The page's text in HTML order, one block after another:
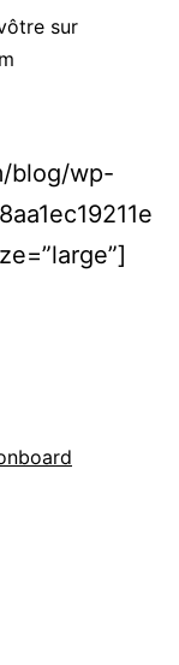
sur
blog/wp-